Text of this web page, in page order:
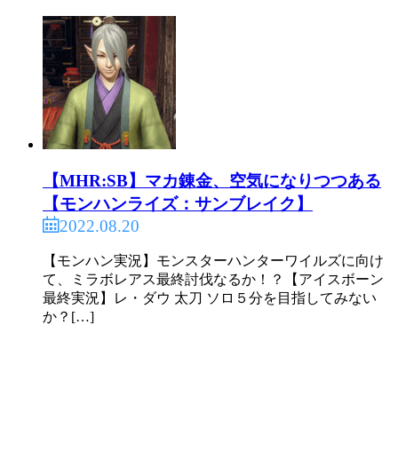
【MHR:SB】マカ錬金、空気になりつつある
【モンハンライズ：サンブレイク】
2022.08.20
【モンハン実況】モンスターハンターワイルズに向け
て、ミラボレアス最終討伐なるか！？【アイスボーン
最終実況】レ・ダウ 太刀 ソロ５分を目指してみない
か？[…]